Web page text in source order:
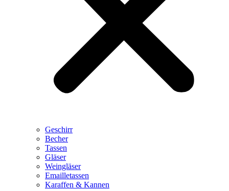
Geschirr
Becher
Tassen
Gläser
Weingläser
Emailletassen
Karaffen & Kannen